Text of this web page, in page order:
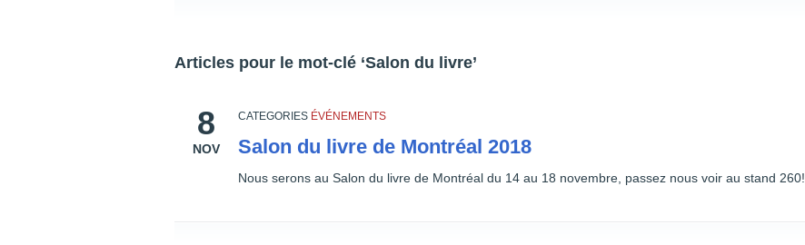
Articles pour le mot-clé ‘Salon du livre’
8
NOV
CATEGORIES ÉVÉNEMENTS
Salon du livre de Montréal 2018
Nous serons au Salon du livre de Montréal du 14 au 18 novembre, passez nous voir au stand 260!